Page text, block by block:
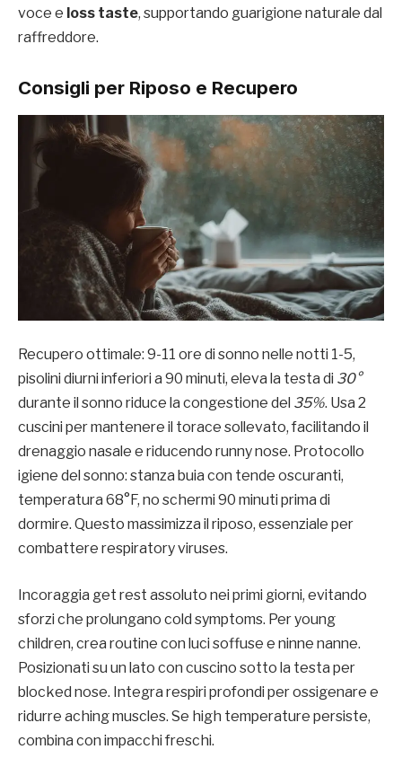
voce e loss taste, supportando guarigione naturale dal
raffreddore.
Consigli per Riposo e Recupero
Recupero ottimale: 9-11 ore di sonno nelle notti 1-5,
pisolini diurni inferiori a 90 minuti, eleva la testa di 30°
durante il sonno riduce la congestione del 35%. Usa 2
cuscini per mantenere il torace sollevato, facilitando il
drenaggio nasale e riducendo runny nose. Protocollo
igiene del sonno: stanza buia con tende oscuranti,
temperatura 68°F, no schermi 90 minuti prima di
dormire. Questo massimizza il riposo, essenziale per
combattere respiratory viruses.
Incoraggia get rest assoluto nei primi giorni, evitando
sforzi che prolungano cold symptoms. Per young
children, crea routine con luci soffuse e ninne nanne.
Posizionati su un lato con cuscino sotto la testa per
blocked nose. Integra respiri profondi per ossigenare e
ridurre aching muscles. Se high temperature persiste,
combina con impacchi freschi.